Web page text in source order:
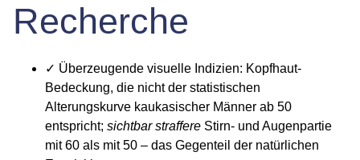
Recherche
✓ Überzeugende visuelle Indizien: Kopfhaut-
Bedeckung, die nicht der statistischen
Alterungskurve kaukasischer Männer ab 50
entspricht; sichtbar straffere Stirn- und Augenpartie
mit 60 als mit 50 – das Gegenteil der natürlichen